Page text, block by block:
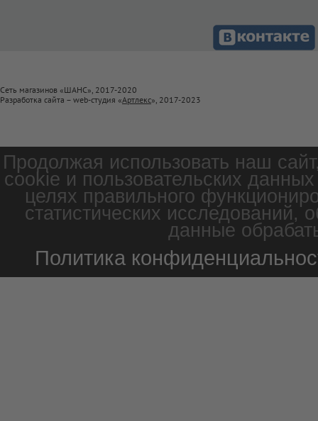
Сеть магазинов «ШАНС», 2017-2020
Разработка сайта – web-студия «Артлекс», 2017-2023
Продолжая использовать наш
cookie и пользовательских
целях правильного
статистических
данные
Политика